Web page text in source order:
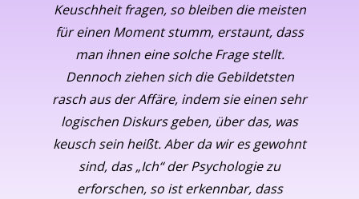
Keuschheit fragen, so bleiben die meisten
für einen Moment stumm, erstaunt, dass
man ihnen eine solche Frage stellt.
Dennoch ziehen sich die Gebildetsten
rasch aus der Affäre, indem sie einen sehr
logischen Diskurs geben, über das, was
keusch sein heißt. Aber da wir es gewohnt
sind, das „Ich“ der Psychologie zu
erforschen, so ist erkennbar, dass